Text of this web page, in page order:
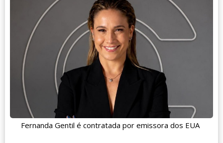
Fernanda Gentil é contratada por emissora dos EUA